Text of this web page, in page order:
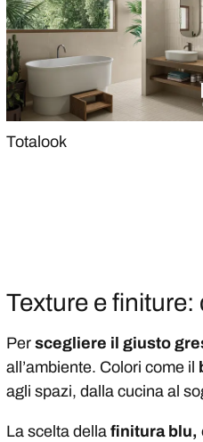
Totalook
Texture e
Per scegliere il giusto
all’ambiente. Colori come il
agli spazi, dalla cucina al
La scelta della finitura blu,